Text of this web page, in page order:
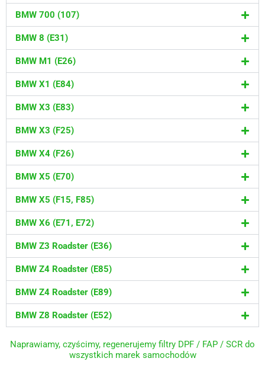
BMW 700 (107)
BMW 8 (E31)
BMW M1 (E26)
BMW X1 (E84)
BMW X3 (E83)
BMW X3 (F25)
BMW X4 (F26)
BMW X5 (E70)
BMW X5 (F15, F85)
BMW X6 (E71, E72)
BMW Z3 Roadster (E36)
BMW Z4 Roadster (E85)
BMW Z4 Roadster (E89)
BMW Z8 Roadster (E52)
Naprawiamy, czyścimy, regenerujemy filtry DPF / FAP / SCR do
wszystkich marek samochodów